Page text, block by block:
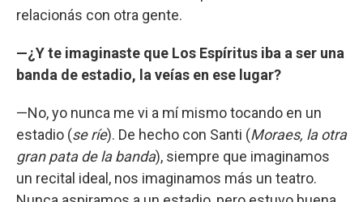
relacionás con otra gente.
—¿Y te imaginaste que Los Espíritus iba a ser una
banda de estadio, la veías en ese lugar?
—No, yo nunca me vi a mí mismo tocando en un
estadio (se ríe). De hecho con Santi (Moraes, la otra
gran pata de la banda), siempre que imaginamos
un recital ideal, nos imaginamos más un teatro.